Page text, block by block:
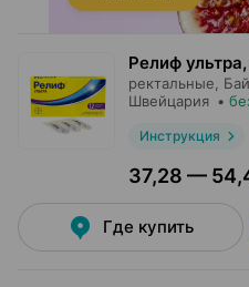
Релиф
ректальные,
Швейцария •
Инструкция
37,28 —
Где купить